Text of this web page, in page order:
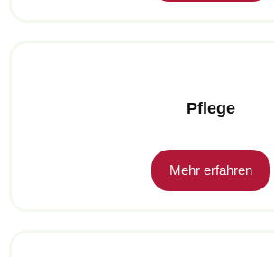
Pflege
Mehr erfahren